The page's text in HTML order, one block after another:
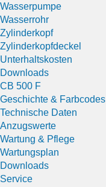
Wasserpumpe
Wasserrohr
Zylinderkopf
Zylinderkopfdeckel
Unterhaltskosten
Downloads
CB 500 F
Geschichte & Farbcodes
Technische Daten
Anzugswerte
Wartung & Pflege
Wartungsplan
Downloads
Service